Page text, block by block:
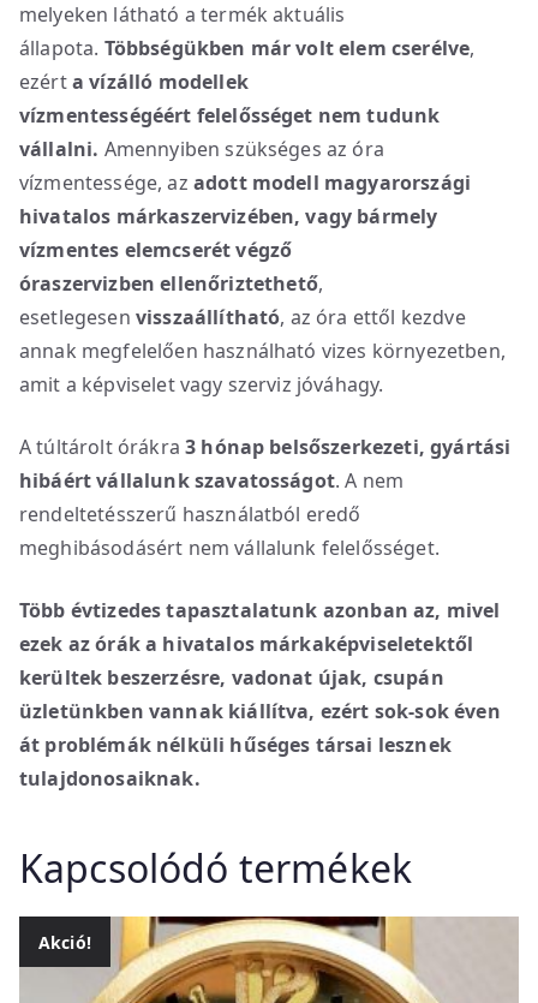
melyeken látható a termék aktuális
állapota. Többségükben már volt elem cserélve,
ezérta vízálló modellek
vízmentességéért felelősséget nem tudunk
vállalni. Amennyiben szükséges az óra
vízmentessége, az adott modell magyarországi
hivatalos márkaszervizében, vagy bármely
vízmentes elemcserét végző
óraszervizben ellenőriztethető,
esetlegesen visszaállítható, az óra ettől kezdve
annak megfelelően használható vizes környezetben,
amit a képviselet vagy szerviz jóváhagy.
A túltárolt órákra3 hónap belsőszerkezeti, gyártási
hibáért vállalunk szavatosságot. A nem
rendeltetésszerű használatból eredő
meghibásodásért nem vállalunk felelősséget.
Több évtizedes tapasztalatunk azonban az, mivel
ezek az órák a hivatalos márkaképviseletektől
kerültek beszerzésre, vadonat újak, csupán
üzletünkben vannak kiállítva, ezért sok-sok éven
át problémák nélküli hűséges társai lesznek
tulajdonosaiknak.
Kapcsolódó termékek
Akció!